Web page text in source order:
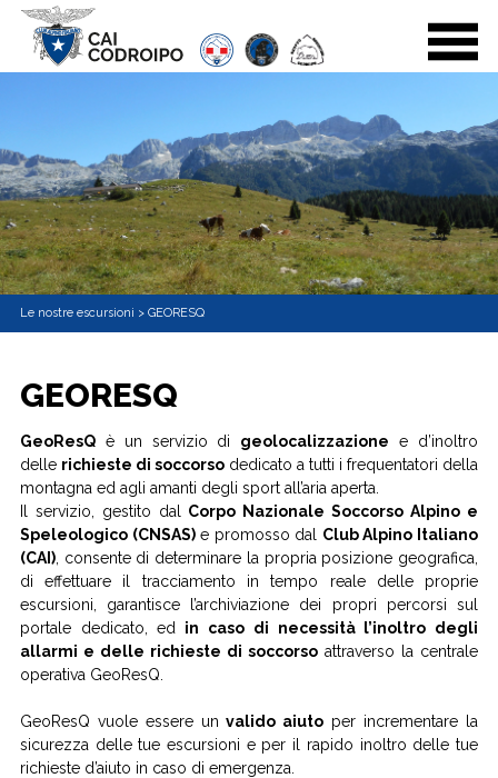
Le nostre escursioni > GEORESQ
GEORESQ
GeoResQè un servizio di geolocalizzazione e d’inoltro
delle richieste di soccorsodedicato a tutti i frequentatori della
montagna ed agli amanti degli sport all’aria aperta.
Il servizio, gestito dal Corpo Nazionale Soccorso Alpino e
Speleologico (CNSAS)e promosso dal Club Alpino Italiano
(CAI), consente di determinare la propria posizione geografica,
di effettuare il tracciamento in tempo reale delle proprie
escursioni, garantisce l’archiviazione dei propri percorsi sul
portale dedicato, ed
in caso di necessità l’inoltro degli
allarmi e delle richieste di soccorso attraverso la centrale
operativa GeoResQ.
GeoResQ vuole essere un valido aiuto per incrementare la
sicurezza delle tue escursioni e per il rapido inoltro delle tue
richieste d’aiuto in caso di emergenza.